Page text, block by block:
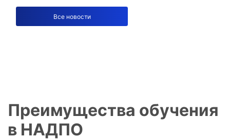
Все новости
Преимущества обучения
в НАДПО